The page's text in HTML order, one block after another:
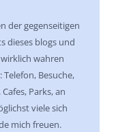
der gegenseitigen
dieses blogs und
wahren
Besuche,
Parks, an
viele sich
mich freuen.